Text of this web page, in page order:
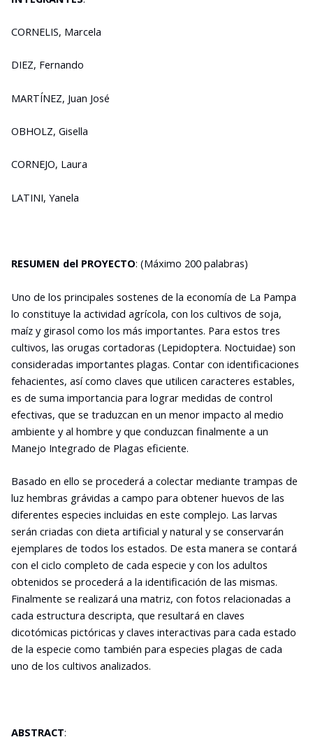
CORNELIS, Marcela
DIEZ, Fernando
MARTÍNEZ, Juan José
OBHOLZ, Gisella
CORNEJO, Laura
LATINI, Yanela
RESUMEN del PROYECTO: (Máximo 200 palabras)
Uno de los principales sostenes de la economía de La Pampa
lo constituye la actividad agrícola, con los cultivos de soja,
maíz y girasol como los más importantes. Para estos tres
cultivos, las orugas cortadoras (Lepidoptera. Noctuidae) son
consideradas importantes plagas. Contar con identificaciones
fehacientes, así como claves que utilicen caracteres estables,
es de suma importancia para lograr medidas de control
efectivas, que se traduzcan en un menor impacto al medio
ambiente y al hombre y que conduzcan finalmente a un
Manejo Integrado de Plagas eficiente.
Basado en ello se procederá a colectar mediante trampas de
luz hembras grávidas a campo para obtener huevos de las
diferentes especies incluidas en este complejo. Las larvas
serán criadas con dieta artificial y natural y se conservarán
ejemplares de todos los estados. De esta manera se contará
con el ciclo completo de cada especie y con los adultos
obtenidos se procederá a la identificación de las mismas.
Finalmente se realizará una matriz, con fotos relacionadas a
cada estructura descripta, que resultará en claves
dicotómicas pictóricas y claves interactivas para cada estado
de la especie como también para especies plagas de cada
uno de los cultivos analizados.
ABSTRACT: